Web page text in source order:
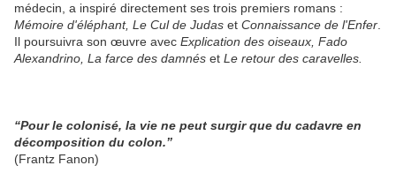
médecin, a inspiré directement ses trois premiers romans :
Mémoire d'éléphant, Le Cul de Judas et Connaissance de l'Enfer
Il poursuivra son œuvre avec Explication des oiseaux, Fado
Alexandrino, La farce des damnés et Le retour des caravelles.
“Pour le colonisé, la vie ne peut surgir que du cadavre en
décomposition du colon.”
(Frantz Fanon)